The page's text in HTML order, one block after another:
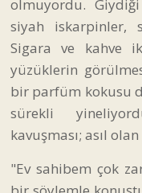
olmuyordu.
siyah iskarpinler,
Sigara ve kahve
yüzüklerin
bir parfüm kokusu
sürekli
kavuşması; asıl
"Ev sahibem çok